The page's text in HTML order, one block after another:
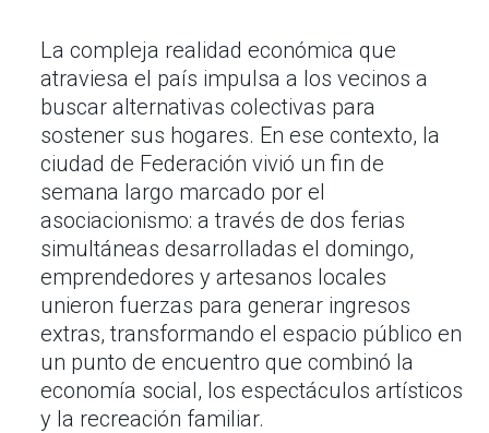
La compleja realidad económica que
atraviesa el país impulsa a los vecinos a
buscar alternativas colectivas para
sostener sus hogares. En ese contexto, la
ciudad de Federación vivió un fin de
semana largo marcado por el
asociacionismo: a través de dos ferias
simultáneas desarrolladas el domingo,
emprendedores y artesanos locales
unieron fuerzas para generar ingresos
extras, transformando el espacio público en
un punto de encuentro que combinó la
economía social, los espectáculos artísticos
y la recreación familiar.